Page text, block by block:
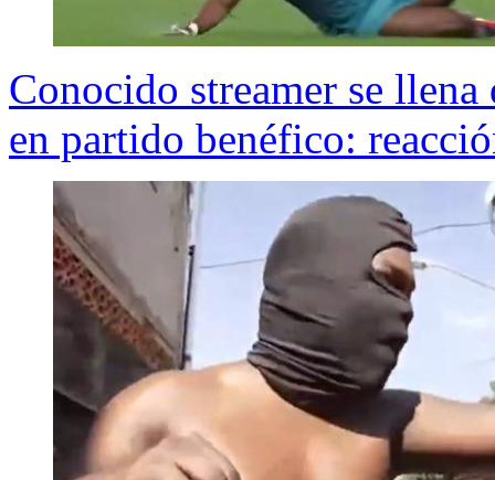
Conocido streamer se
en partido benéfico: